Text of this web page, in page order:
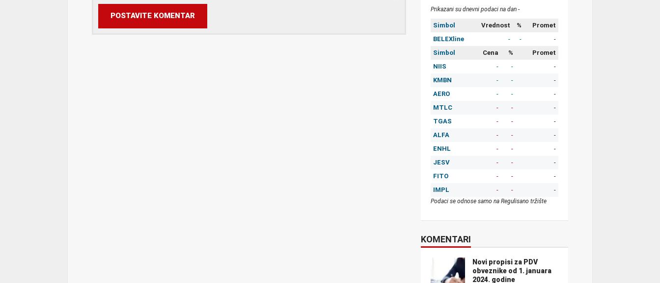
POSTAVITE KOMENTAR
Prikazani su dnevni podaci na dan -
Simbol Vrednost %
Promet
BELEXline
- -
-
Simbol
Cena %
Promet
NIIS
- -
-
KMBN
- -
-
AERO
- -
-
MTLC
- -
-
TGAS
- -
-
ALFA
- -
-
ENHL
- -
-
JESV
- -
-
FITO
- -
-
IMPL
- - -
Podaci se odnose samo na Regulisano tržište
KOMENTARI
Novi propisi za PDV
obveznike od 1. januara
2024. godine